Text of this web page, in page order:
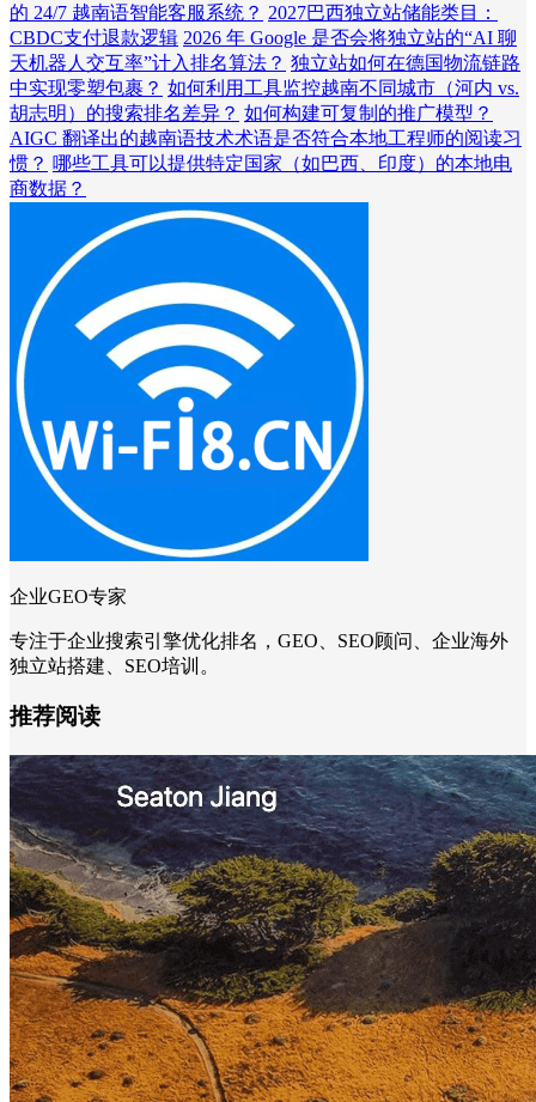
的 24/7 越南语智能客服系统？ 2027巴西独立站储能类目：
CBDC支付退款逻辑 2026 年 Google 是否会将独立站的“AI 聊
天机器人交互率”计入排名算法？ 独立站如何在德国物流链路
中实现零塑包裹？ 如何利用工具监控越南不同城市（河内 vs.
胡志明）的搜索排名差异？ 如何构建可复制的推广模型？
AIGC 翻译出的越南语技术术语是否符合本地工程师的阅读习
惯？ 哪些工具可以提供特定国家（如巴西、印度）的本地电
商数据？
企业GEO专家
专注于企业搜索引擎优化排名，GEO、SEO顾问、企业海外
独立站搭建、SEO培训。
推荐阅读